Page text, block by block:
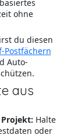
ohne
du diesen
Postfächern
Auto-
aus
Halte
oder